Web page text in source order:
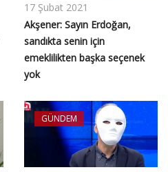
17 Şubat 2021
Akşener: Sayın Erdoğan,
sandıkta senin için
emeklilikten başka seçenek
yok
GÜNDEM